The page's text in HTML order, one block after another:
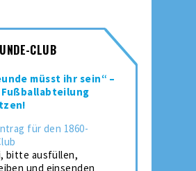
CLUB
müsst ihr sein“ –
für den 1860-
bitte ausfüllen,
und einsenden